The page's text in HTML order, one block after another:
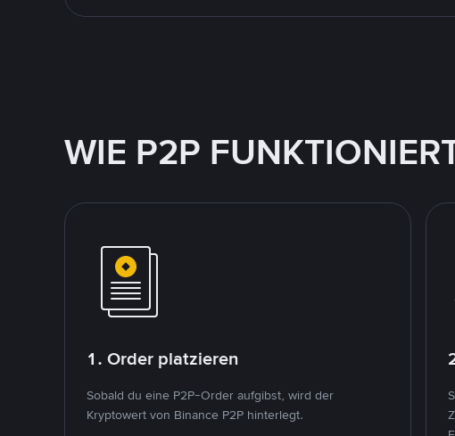
WIE P2P
1. Order platzieren
Sobald du eine P2P-Order aufgibst, wird der
Kryptowert von Binance P2P hinterlegt.